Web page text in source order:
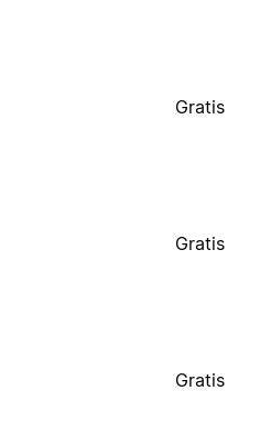
Gratis
Gratis
Gratis